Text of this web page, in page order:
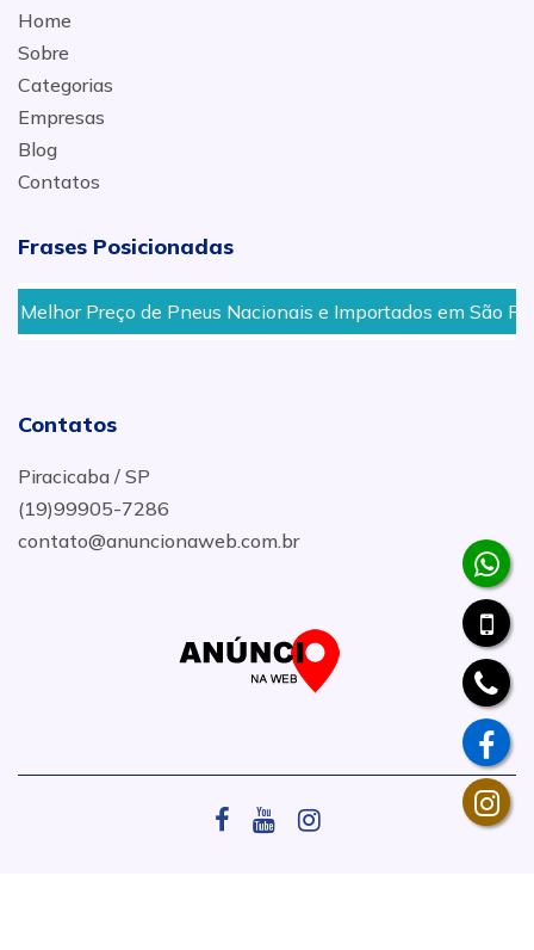
Home
Sobre
Categorias
Empresas
Blog
Contatos
Frases Posicionadas
Preço de Pneus Nacionais e Importados em São Pedro
Contatos
Piracicaba / SP
(19)99905-7286
contato@anuncionaweb.com.br